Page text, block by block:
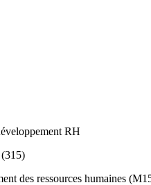
RH
des ressources humaines